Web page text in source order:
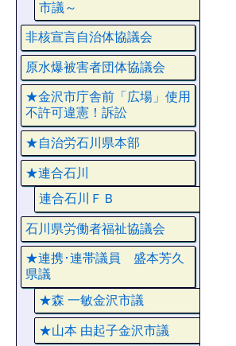
市議～
非核宣言自治体協議会
原水爆被害者団体協議会
★金沢市庁舎前「広場」使用
不許可違憲！訴訟
★自治労石川県本部
★連合石川
連合石川ＦＢ
石川県労働者福祉協議会
★連携･連帯議員 盛本芳久
県議
★森 一敏金沢市議
★山本 由起子金沢市議